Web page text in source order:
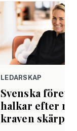
LEDARSKAP
Svenska
halkar efter
kraven skärps